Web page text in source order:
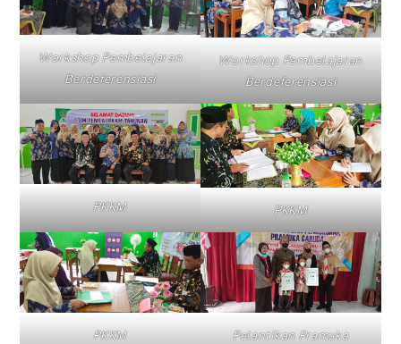
Workshop Pembelajaran
Berdeferensiasi
Workshop Pembelajaran
Berdeferensiasi
PKKM PKKM
PKKM
Pelantikan Pramuka